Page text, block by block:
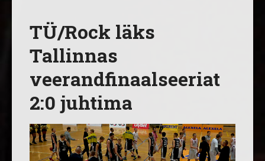
TÜ/Rock läks
Tallinnas
veerandfinaalseeriat
2:0 juhtima